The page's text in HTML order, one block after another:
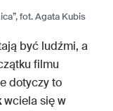
fot. Agata Kubis
być ludźmi, a
filmu
dotyczy to
wciela się w